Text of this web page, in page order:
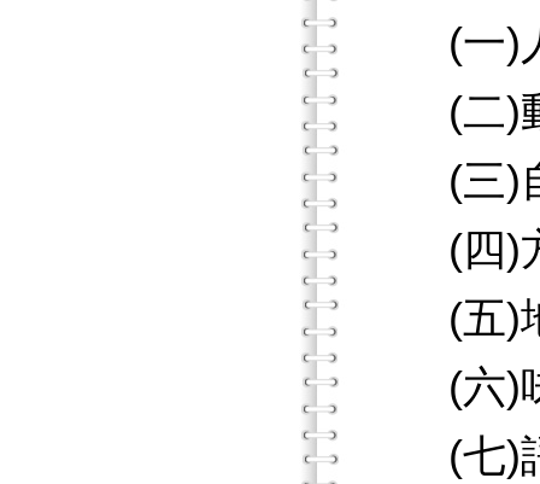
(一)人
(二)動
(三)
(四)
(五)地
(六)味
(七)語